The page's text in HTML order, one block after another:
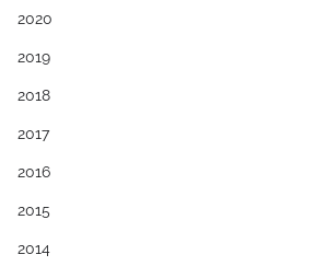
2020
2019
2018
2017
2016
2015
2014